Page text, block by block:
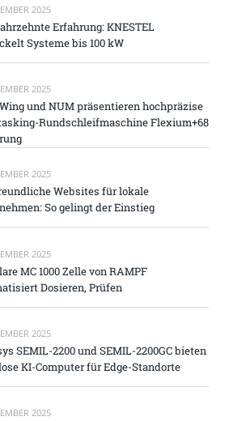
2025
Erfahrung: KNESTEL
Systeme bis 100 kW
2025
und NUM präsentieren hochpräzise
Rundschleifmaschine Flexium+68
2025
Websites für lokale
So gelingt der Einstieg
2025
MC 1000 Zelle von RAMPF
Dosieren, Prüfen
2025
SEMIL-2200 und SEMIL-2200GC bieten
KI-Computer für Edge-Standorte
2025